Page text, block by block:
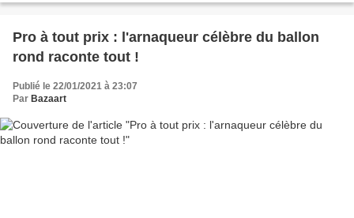
Pro à tout prix : l'arnaqueur célèbre du ballon
rond raconte tout !
Publié le 22/01/2021 à 23:07
Par Bazaart